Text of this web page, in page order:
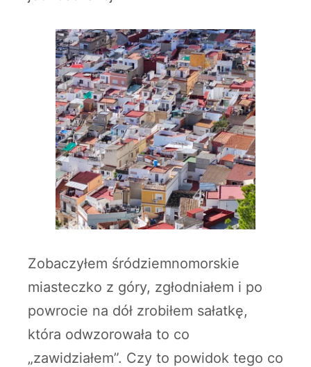
Zobaczyłem śródziemnomorskie
miasteczko z góry, zgłodniałem i po
powrocie na dół zrobiłem sałatkę,
która odwzorowała to co
„zawidziałem”. Czy to powidok tego co